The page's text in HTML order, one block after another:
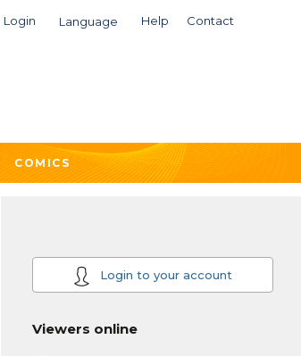
Login Language Help Contact
COMICS
Login to your account
Viewers online